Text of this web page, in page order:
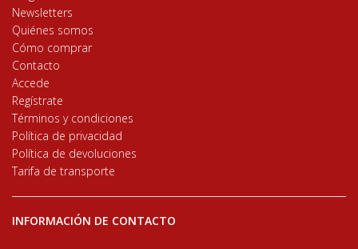
Newsletters
Quiénes somos
Cómo comprar
Contacto
Accede
Regístrate
Términos y condiciones
Política de privacidad
Política de devoluciones
Tarifa de transporte
INFORMACIÓN DE CONTACTO